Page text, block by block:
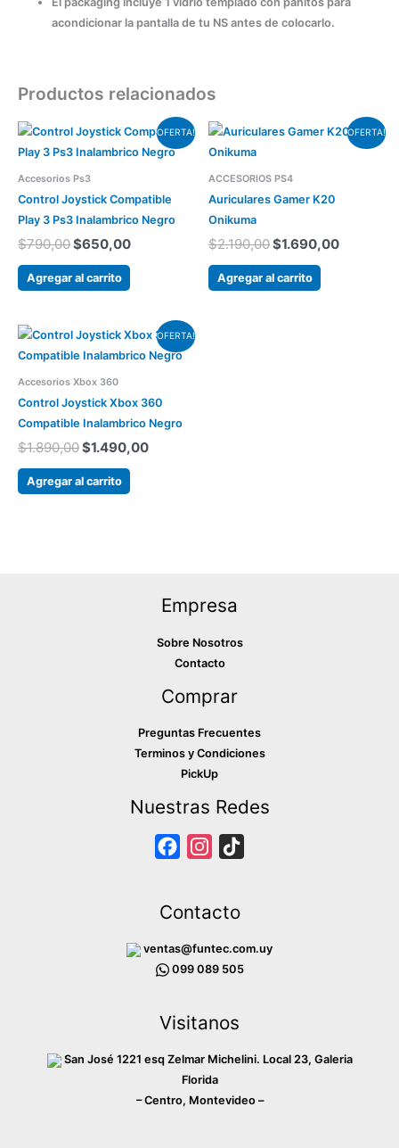
acondicionar la pantalla de tu NS antes de colocarlo.
Productos relacionados
OFERTA!
Accesorios Ps3
Control Joystick Compatible
Play 3 Ps3 Inalambrico Negro
$790,00
El
precio
era:
$790,00.
$650,00
El
precio
actual
$650,00.
Agregar al carrito
OFERTA!
ACCESORIOS PS4
Auriculares Gamer K20
Onikuma
$2.190,00
El
era:
$2.190,00.
$1.690,00
El
precio
Agregar al carrito
OFERTA!
Accesorios Xbox 360
Control Joystick Xbox 360
Compatible Inalambrico Negro
$1.890,00
El
precio
era:
$1.890,00.
$1.490,00
El
precio
actual
$1.490,00.
Agregar al carrito
Empresa
Sobre Nosotros
Contacto
Comprar
Preguntas Frecuentes
Terminos y Condiciones
PickUp
Nuestras Redes
e
b
o
k
t
a
g
a
o
Contacto
ventas@funtec.com.uy
099 089 505
Visitanos
San José 1221 esq Zelmar Michelini. Local 23, Galeria
Florida
– Centro, Montevideo –